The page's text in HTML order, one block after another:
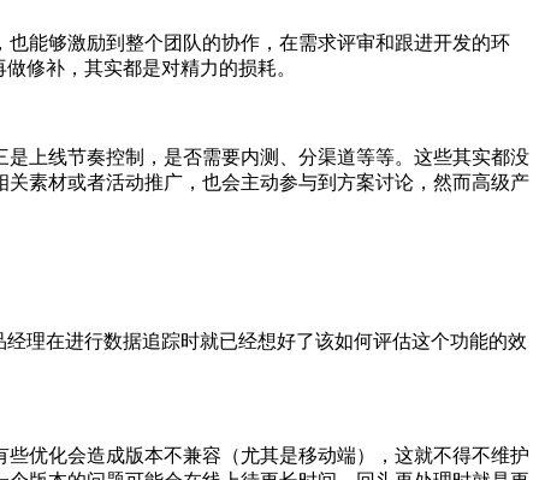
能够激励到整个团队的协作，在需求评审和跟进开发的环
修补，其实都是对精力的损耗。
上线节奏控制，是否需要内测、分渠道等等。这些其实都没
素材或者活动推广，也会主动参与到方案讨论，然而高级产
理在进行数据追踪时就已经想好了该如何评估这个功能的效
优化会造成版本不兼容（尤其是移动端），这就不得不维护